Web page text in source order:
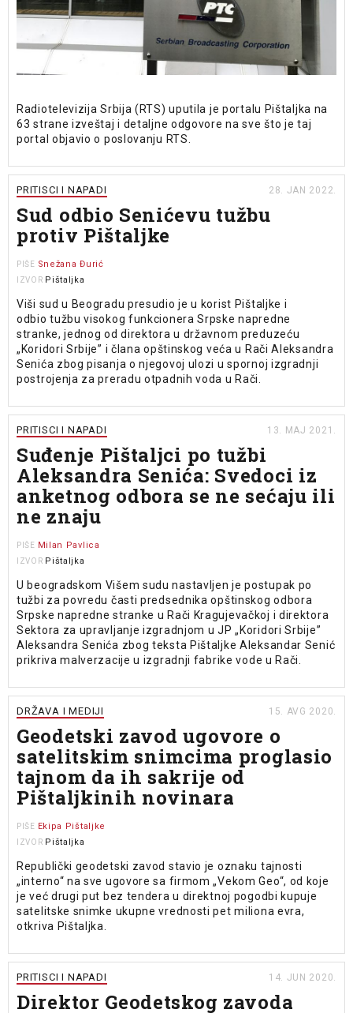
Radiotelevizija Srbija (RTS) uputila je portalu Pištaljka na
63 strane izveštaj i detaljne odgovore na sve što je taj
portal objavio o poslovanju RTS.
PRITISCI I NAPADI 28. JAN 2022.
Sud odbio Senićevu tužbu
protiv Pištaljke
PIŠE Snežana Đurić
IZVOR Pištaljka
Viši sud u Beogradu presudio je u korist Pištaljke i
odbio tužbu visokog funkcionera Srpske napredne
stranke, jednog od direktora u državnom preduzeću
„Koridori Srbije” i člana opštinskog veća u Rači Aleksandra
Senića zbog pisanja o njegovoj ulozi u spornoj izgradnji
postrojenja za preradu otpadnih voda u Rači.
PRITISCI I NAPADI 13. MAJ 2021.
Suđenje Pištaljci po tužbi
Aleksandra Senića: Svedoci iz
anketnog odbora se ne sećaju ili
ne znaju
PIŠE Milan Pavlica
IZVOR Pištaljka
U beogradskom Višem sudu nastavljen je postupak po
tužbi za povredu časti predsednika opštinskog odbora
Srpske napredne stranke u Rači Kragujevačkoj i direktora
Sektora za upravljanje izgradnjom u JP „Koridori Srbije”
Aleksandra Senića zbog teksta Pištaljke Aleksandar Senić
prikriva malverzacije u izgradnji fabrike vode u Rači.
DRŽAVA I MEDIJI 15. AVG 2020.
Geodetski zavod ugovore o
satelitskim snimcima proglasio
tajnom da ih sakrije od
Pištaljkinih novinara
PIŠE Ekipa Pištaljke
IZVOR Pištaljka
Republički geodetski zavod stavio je oznaku tajnosti
„interno“ na sve ugovore sa firmom „Vekom Geo“, od koje
je već drugi put bez tendera u direktnoj pogodbi kupuje
satelitske snimke ukupne vrednosti pet miliona evra,
otkriva Pištaljka.
PRITISCI I NAPADI 14. JUN 2020.
Direktor Geodetskog zavoda